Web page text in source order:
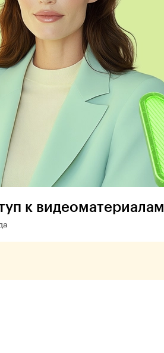
к видеоматериалам